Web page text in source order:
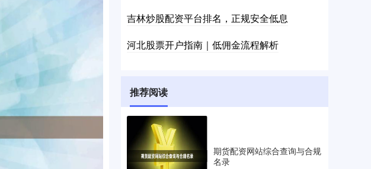
吉林炒股配资平台排名，正规安全低息
河北股票开户指南｜低佣金流程解析
推荐阅读
期货配资网站综合查询与合规
名录